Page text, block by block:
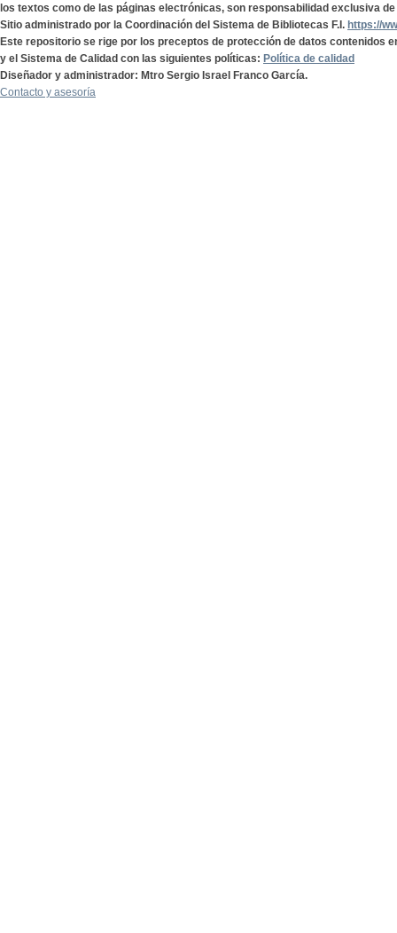
los textos como de las páginas electrónicas, son responsabilidad exclusiva
Sitio administrado por la Coordinación del Sistema de Bibliotecas F.I. https://
Este repositorio se rige por los preceptos de protección de datos contenidos
y el Sistema de Calidad con las siguientes políticas: Política de calidad
Diseñador y administrador: Mtro Sergio Israel Franco García.
Contacto y asesoría